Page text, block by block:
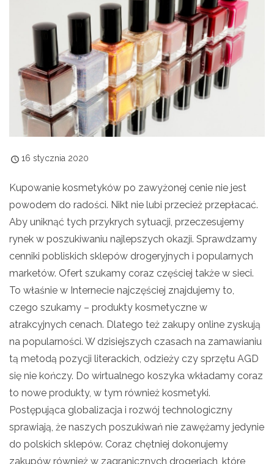
16 stycznia 2020
Kupowanie kosmetyków po zawyżonej cenie nie jest
powodem do radości. Nikt nie lubi przecież przepłacać.
Aby uniknąć tych przykrych sytuacji, przeczesujemy
rynek w poszukiwaniu najlepszych okazji. Sprawdzamy
cenniki pobliskich sklepów drogeryjnych i popularnych
marketów. Ofert szukamy coraz częściej także w sieci.
To właśnie w Internecie najczęściej znajdujemy to,
czego szukamy – produkty kosmetyczne w
atrakcyjnych cenach. Dlatego też zakupy online zyskują
na popularności. W dzisiejszych czasach na zamawianiu
tą metodą pozycji literackich, odzieży czy sprzętu AGD
się nie kończy. Do wirtualnego koszyka wkładamy coraz
to nowe produkty, w tym również kosmetyki.
Postępująca globalizacja i rozwój technologiczny
sprawiają, że naszych poszukiwań nie zawężamy jedynie
do polskich sklepów. Coraz chętniej dokonujemy
zakupów również w zagranicznych drogeriach, które